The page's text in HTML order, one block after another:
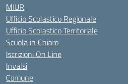
MIUR
Ufficio Scolastico Regionale
Ufficio Scolastico Territoriale
Scuola in Chiaro
Iscrizioni On Line
Invalsi
Comune